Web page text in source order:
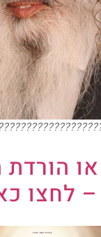
– לחצו